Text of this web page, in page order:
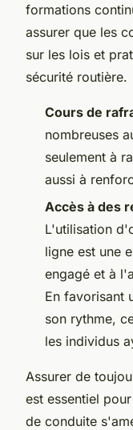
formations
assurer que les
sur les lois et
sécurité routière.
Cours de
nombreuses
seulement à
aussi à
Accès à des
L'utilisation
ligne est une
engagé et à
En favorisant
son rythme,
les individus
Assurer de
est essentiel
de conduite